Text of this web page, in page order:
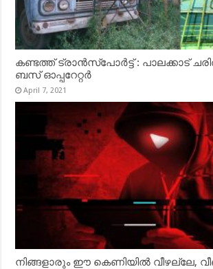
കണ്ടത്ത് ട്രാൻസ്‌പോർട്ട് : പാലക്കാട്
ബസ് ഓപ്പറേറ്റർ
April 7, 2021
നിങ്ങളാരും ഈ കെണിയിൽ വീഴല്ലേ,